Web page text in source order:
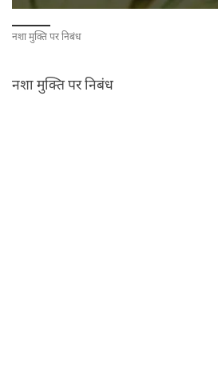
नशा मुक्ति पर निबंध
नशा मुक्ति पर निबंध